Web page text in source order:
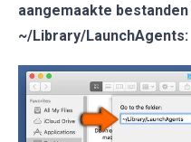
aangemaakte
~/Library/LaunchAgents: